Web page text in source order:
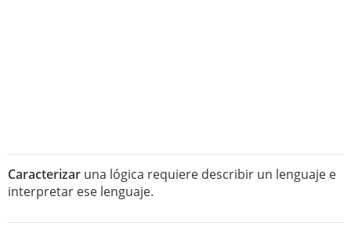
Caracterizar una lógica requiere describir un lenguaje e
interpretar ese lenguaje.